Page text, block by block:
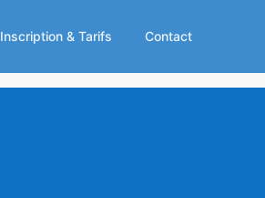
Inscription & Tarifs Contact